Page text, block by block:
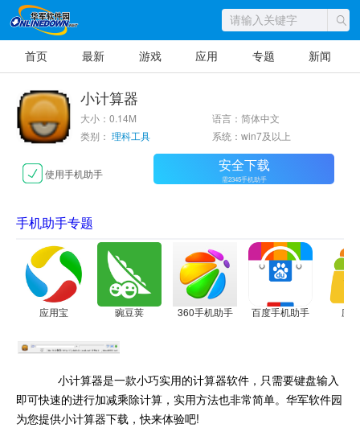
首页 最新 游戏 应用 专题 新闻
小计算器
大小：0.14M
语言：简体中文
类别： 理科工具 系统：win7及以上
使用手机助手 安全下载
需2345手机助手
手机助手专题
应用宝 豌豆荚 360手机助手 百度手机助手 应
小计算器是一款小巧实用的计算器软件，只需要键盘输入
即可快速的进行加减乘除计算，实用方法也非常简单。 华军软件园
为您提供小计算器下载，快来体验吧!